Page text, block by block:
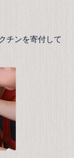
チンを寄付して